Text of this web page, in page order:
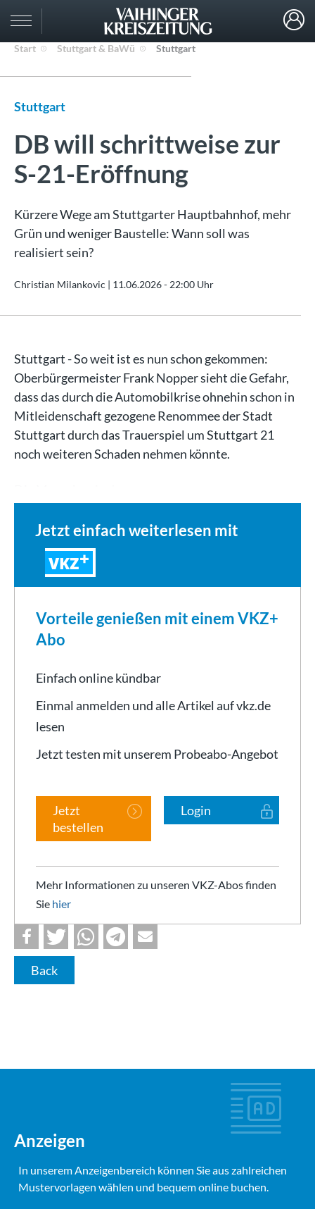
Start Stuttgart & BaWü Stuttgart
Stuttgart
DB will schrittweise zur
S-21-Eröffnung
Kürzere Wege am Stuttgarter Hauptbahnhof, mehr
Grün und weniger Baustelle: Wann soll was
realisiert sein?
Christian Milankovic | 11.06.2026 - 22:00 Uhr
Stuttgart - So weit ist es nun schon gekommen:
Oberbürgermeister Frank Nopper sieht die Gefahr,
dass das durch die Automobilkrise ohnehin schon in
Mitleidenschaft gezogene Renommee der Stadt
Stuttgart durch das Trauerspiel um Stuttgart 21
noch weiteren Schaden nehmen könnte.
Jetzt einfach weiterlesen mit
VKZ
Vorteile genießen mit einem VKZ+
Abo
Einfach online kündbar
Einmal anmelden und alle Artikel auf vkz.de
lesen
Jetzt testen mit unserem Probeabo-Angebot
Jetzt
bestellen
Login
Mehr Informationen zu unseren VKZ-Abos finden
Sie hier
Back
Anzeigen
In unserem Anzeigenbereich können Sie aus zahlreichen
Mustervorlagen wählen und bequem online buchen.